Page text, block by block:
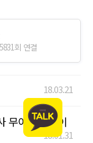
5831회 연결
18.03.21
무이자할부 이
18.01.31